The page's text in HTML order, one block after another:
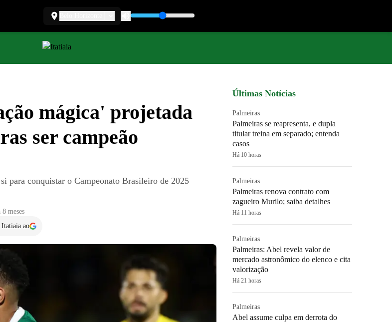
mágica' projetada
ser campeão
para conquistar o Campeonato Brasileiro de 2025
8 meses
ao
Últimas Notícias
Palmeiras
Palmeiras se reapresenta, e dupla
titular treina em separado; entenda
casos
Há 10 horas
Palmeiras
Palmeiras renova contrato com
zagueiro Murilo; saiba detalhes
Há 11 horas
Palmeiras
Palmeiras: Abel revela valor de
mercado astronômico do elenco e cita
valorização
Há 21 horas
Palmeiras
Abel assume culpa em derrota do